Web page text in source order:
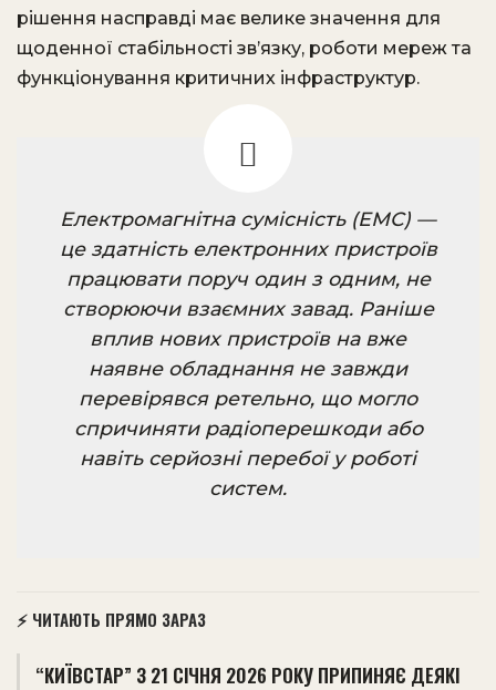
рішення насправді має велике значення для
щоденної стабільності зв’язку, роботи мереж та
функціонування критичних інфраструктур.
Електромагнітна сумісність (ЕМС) —
це здатність електронних пристроїв
працювати поруч один з одним, не
створюючи взаємних завад. Раніше
вплив нових пристроїв на вже
наявне обладнання не завжди
перевірявся ретельно, що могло
спричиняти радіоперешкоди або
навіть серйозні перебої у роботі
систем.
⚡ ЧИТАЮТЬ ПРЯМО ЗАРАЗ
“КИЇВСТАР” З 21 СІЧНЯ 2026 РОКУ ПРИПИНЯЄ ДЕЯКІ